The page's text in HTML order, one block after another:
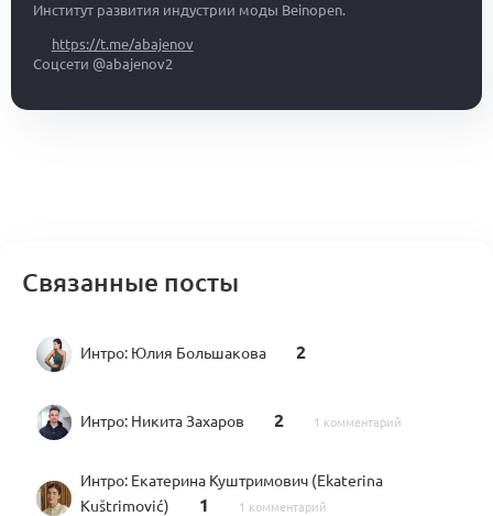
Институт развития индустрии моды Beinopen.
https://t.me/abajenov
Соцсети @abajenov2
Связанные посты
Интро: Юлия Большакова 2
Интро: Никита Захаров 2 1 комментарий
Интро: Екатерина Куштримович (Ekaterina
Kuštrimović)
1 1 комментарий